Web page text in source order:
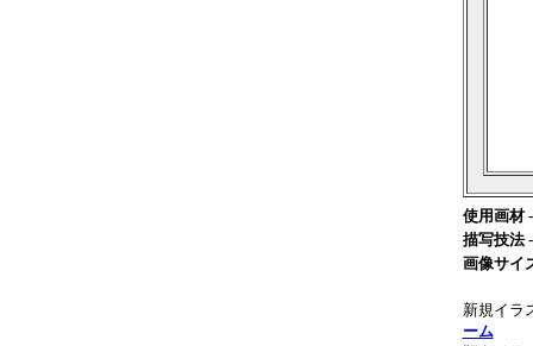
使用画材
描写技法
画像サイ
新規イラ
ーム